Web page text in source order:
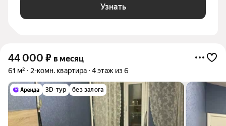
Узнать
44 000 ₽ в месяц
61 м² 2-комн. квартира 4 этаж из 6
3D-тур без залога